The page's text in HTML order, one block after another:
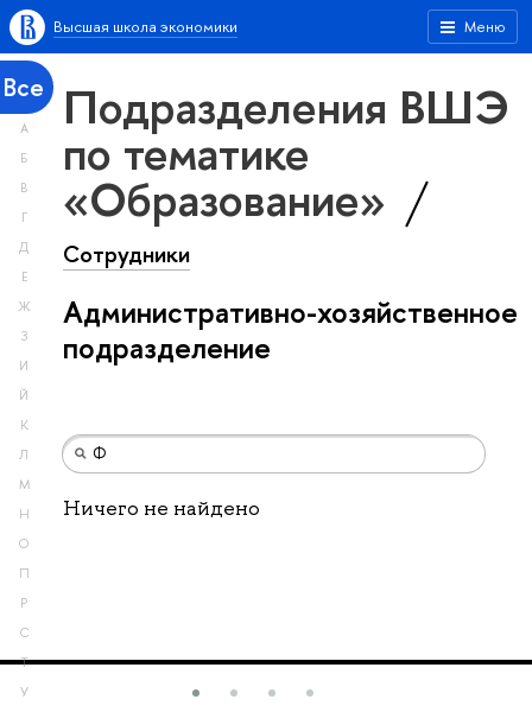
Меню
Высшая школа экономики
Все
А
Б
В
Г
Д
Е
Ж
З
И
Й
К
Л
М
Н
О
П
Р
С
Т
У
Подразделения ВШЭ
по тематике
«Образование»
Сотрудники
Административно-хозяйственное
подразделение
Ничего не найдено